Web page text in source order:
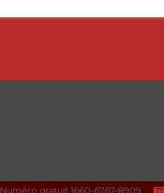
Numéro gratuit 1660-6767-8909